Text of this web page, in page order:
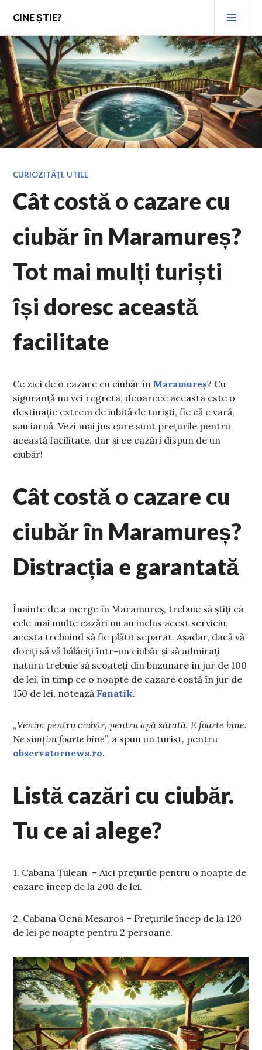
content
CINE ȘTIE?
CURIOZITĂȚI, UTILE
Cât costă o cazare cu
ciubăr în Maramureș?
Tot mai mulți turiști
își doresc această
facilitate
Ce zici de o cazare cu ciubăr în Maramureș? Cu
siguranță nu vei regreta, deoarece aceasta este o
destinație extrem de iubită de turiști, fie că e vară,
sau iarnă. Vezi mai jos care sunt prețurile pentru
această facilitate, dar și ce cazări dispun de un
ciubăr!
Cât costă o cazare cu
ciubăr în Maramureș?
Distracția e garantată
Înainte de a merge în Maramureș, trebuie să știți că
cele mai multe cazări nu au inclus acest serviciu,
acesta trebuind să fie plătit separat. Așadar, dacă vă
doriți să vă bălăciți într-un ciubăr și să admirați
natura trebuie să scoateți din buzunare în jur de 100
de lei, în timp ce o noapte de cazare costă în jur de
150 de lei, notează Fanatik.
„Venim pentru ciubăr, pentru apă sărată. E foarte bine.
Ne simţim foarte bine”, a spun un turist, pentru
observatornews.ro.
Listă cazări cu ciubăr.
Tu ce ai alege?
1. Cabana Țulean – Aici prețurile pentru o noapte de
cazare încep de la 200 de lei.
2. Cabana Ocna Mesaros – Prețurile încep de la 120
de lei pe noapte pentru 2 persoane.